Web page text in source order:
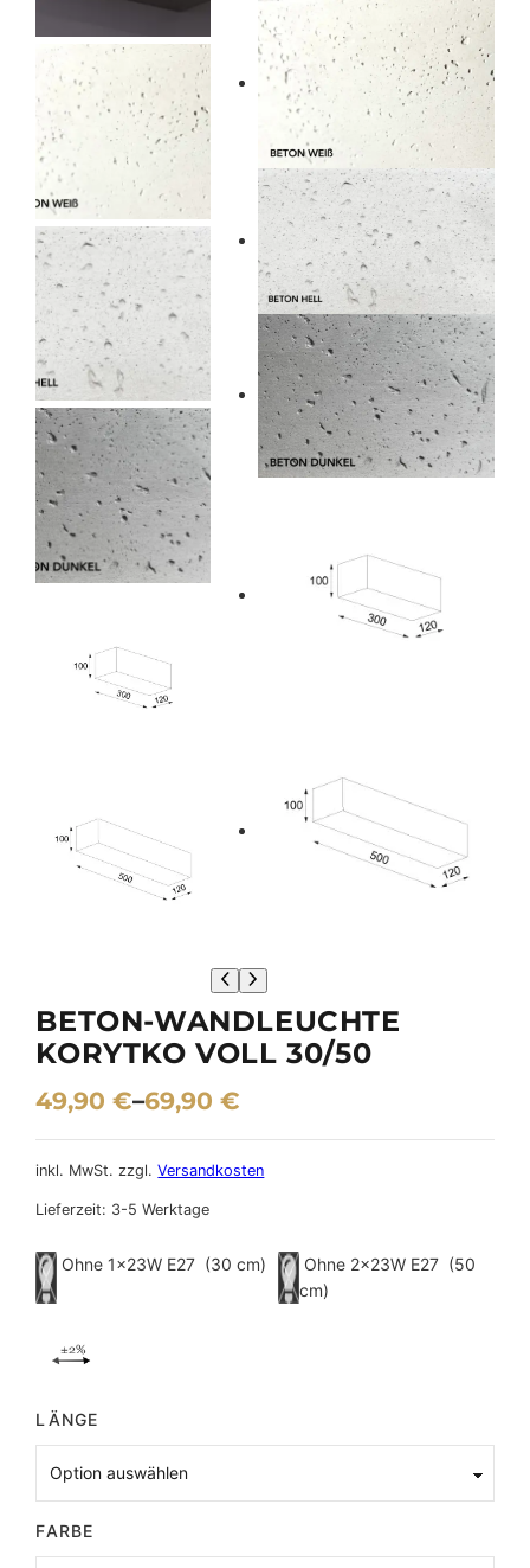
BETON-WANDLEUCHTE
KORYTKO VOLL 30/50
49,90€–69,90€
inkl. MwSt. zzgl.Versandkosten
Lieferzeit: 3-5 Werktage
Ohne 1×23W E27 (30 cm)
Ohne 2×23W E27 (50
cm)
LÄNGE
FARBE